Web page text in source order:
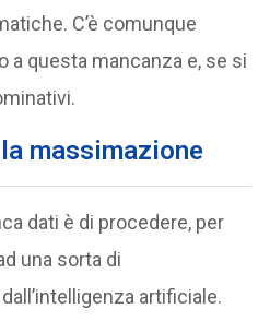
C’è comunque
a questa mancanza e, se si
massimazione
dati è di procedere, per
una sorta di
artificiale.